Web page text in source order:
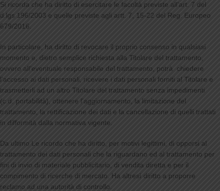
Si ricorda che ha diritto di esercitare le facoltà previste all’art. 7 del
d.lgs 196/2003 e quelle previste agli artt. 7, 15-22 del Reg. Europeo
679/2016.
In particolare, ha diritto di revocare il proprio consenso in qualsiasi
momento e, dietro semplice richiesta alla Titolare del trattamento,
ovvero all’eventuale responsabile del trattamento, potrà chiedere
l’accesso ai dati personali, ricevere i dati personali forniti al Titolare e
trasmetterli ad un altro Titolare del trattamento senza impedimenti
(c.d. portabilità), ottenere l’aggiornamento, la limitazione del
trattamento, la rettificazione dei dati e la cancellazione di quelli trattati
in difformità dalla normativa vigente.
Da ultimo Le ricordo che ha diritto, per motivi legittimi, di opporsi al
trattamento dei dati personali che la riguardano ed al trattamento per
fini di invio di materiale pubblicitario, di vendita diretta e per il
compimento di ricerche di mercato. Ha altresì diritto a proporre
reclamo ad una autorità di controllo.